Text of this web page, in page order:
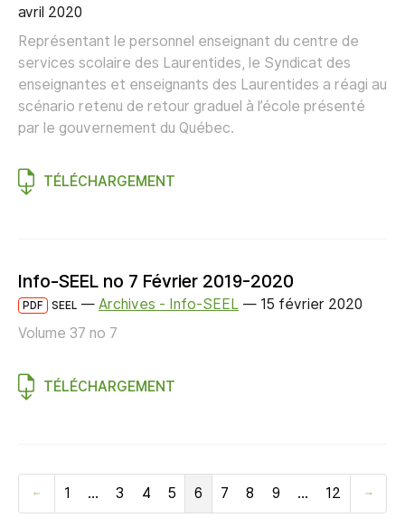
avril 2020
Représentant le personnel enseignant du centre de
services scolaire des Laurentides, le Syndicat des
enseignantes et enseignants des Laurentides a réagi au
scénario retenu de retour graduel à l’école présenté
par le gouvernement du Québec.
TÉLÉCHARGEMENT
Info-SEEL no 7 Février 2019-2020
PDF SEEL — Archives - Info-SEEL — 15 février 2020
Volume 37 no 7
TÉLÉCHARGEMENT
Précédent
1 … 3 4 5 6 7 8 9 … 12